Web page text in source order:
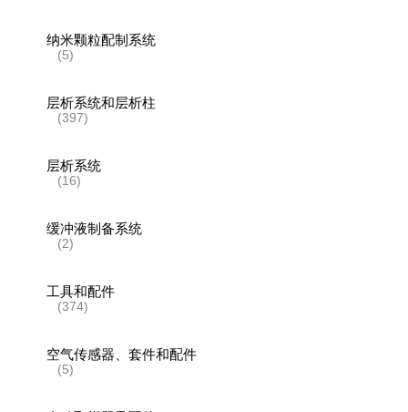
纳米颗粒配制系统
(5)
层析系统和层析柱
(397)
层析系统
(16)
缓冲液制备系统
(2)
工具和配件
(374)
空气传感器、套件和配件
(5)